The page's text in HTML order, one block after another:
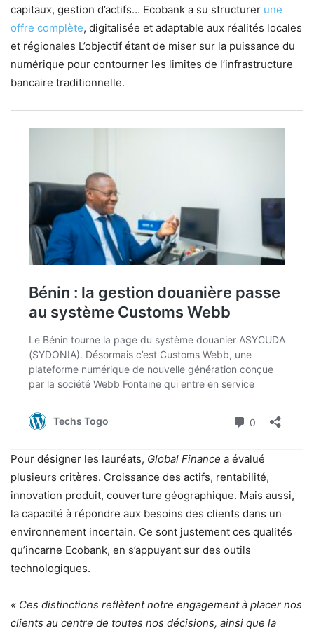
capitaux, gestion d’actifs… Ecobank a su structurer une
offre complète, digitalisée et adaptable aux réalités locales
et régionales L’objectif étant de miser sur la puissance du
numérique pour contourner les limites de l’infrastructure
bancaire traditionnelle.
Pour désigner les lauréats, Global Finance a évalué
plusieurs critères. Croissance des actifs, rentabilité,
innovation produit, couverture géographique. Mais aussi,
la capacité à répondre aux besoins des clients dans un
environnement incertain. Ce sont justement ces qualités
qu’incarne Ecobank, en s’appuyant sur des outils
technologiques.
« Ces distinctions reflètent notre engagement à placer nos
clients au centre de toutes nos décisions, ainsi que la